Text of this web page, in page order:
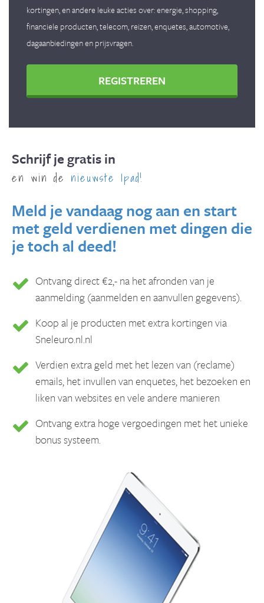
kortingen, en andere leuke acties over: energie, shopping,
financiele producten, telecom, reizen, enquetes, automotive,
dagaanbiedingen en prijsvragen.
REGISTREREN
Schrijf je gratis in
en win de nieuwste Ipad!
Meld je vandaag nog aan en start
met geld verdienen met dingen die
je toch al deed!
Ontvang direct €2,- na het afronden van je
aanmelding (aanmelden en aanvullen gegevens).
Koop al je producten met extra kortingen via
Sneleuro.nl.nl
Verdien extra geld met het lezen van (reclame)
emails, het invullen van enquetes, het bezoeken en
liken van websites en vele andere manieren
Ontvang extra hoge vergoedingen met het unieke
bonus systeem.